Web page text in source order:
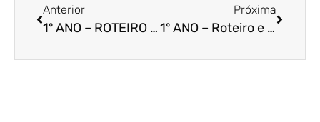
Anterior
1º ANO – ROTEIRO DE AULA COM ATIVIDADES DE 02/03 A 06/03/2026
Próxima
1º ANO – Roteiro e atividades de 02/03 a 06/03/2026 para imprimir